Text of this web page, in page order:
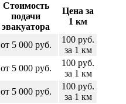
Стоимость
подачи
эвакуатора
Цена за
1 км
от 5 000 руб.
100 руб.
за 1 км
от 5 000 руб.
100 руб.
за 1 км
от 5 000 руб.
100 руб.
за 1 км